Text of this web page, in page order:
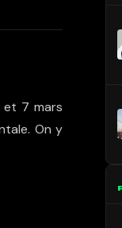
et 7 mars
On y